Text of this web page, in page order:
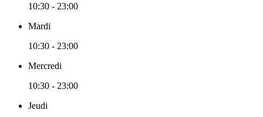
10:30 - 23:00
Mardi
10:30 - 23:00
Mercredi
10:30 - 23:00
Jeudi